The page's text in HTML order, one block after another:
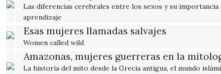
Las diferencias cerebrales entre los sexos y su importancia
aprendizaje
Esas mujeres llamadas salvajes
Women called wild
Amazonas, mujeres guerreras en la
La historia del mito desde la Grecia antigua, el mundo